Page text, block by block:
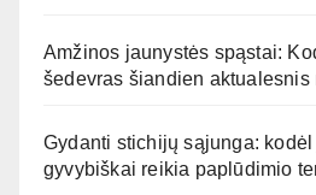
Amžinos jaunystės spąstai:
šedevras šiandien aktualesnis
Gydanti stichijų sąjunga:
gyvybiškai reikia paplūdimio